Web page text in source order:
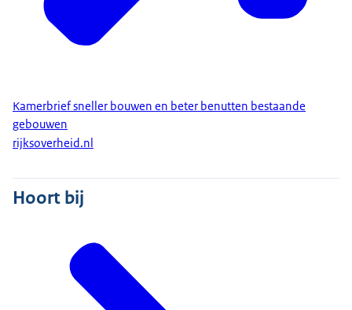
Kamerbrief sneller bouwen en beter benutten bestaande
gebouwen
rijksoverheid.nl
Hoort bij